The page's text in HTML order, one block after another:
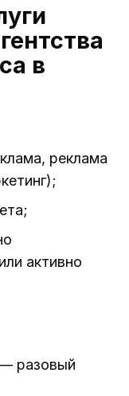
в
реклама
активно
разовый